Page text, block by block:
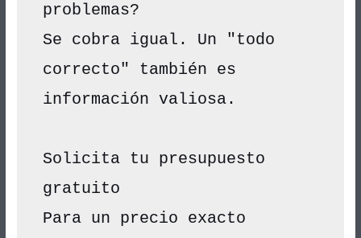
problemas?
Se cobra igual. Un "todo
correcto" también es
información valiosa.
Solicita tu presupuesto
gratuito
Para un precio exacto